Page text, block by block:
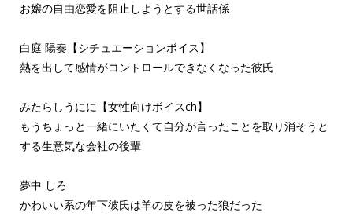
お嬢の自由恋愛を阻止しようとする世話係
白庭 陽奏【シチュエーションボイス】
熱を出して感情がコントロールできなくなった彼氏
みたらしうにに【女性向けボイスch】
もうちょっと一緒にいたくて自分が言ったことを取り消そうと
する生意気な会社の後輩
夢中 しろ
かわいい系の年下彼氏は羊の皮を被った狼だった